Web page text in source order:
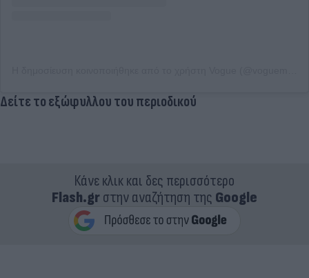
Δείτε το εξώφυλλου του περιοδικού
Κάνε κλικ και δες περισσότερο
Flash.grστην αναζήτηση της Google